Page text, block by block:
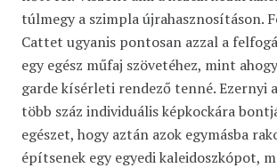
túlmegy a szimpla újrahasznosításon.
Cattet ugyanis pontosan azzal a
egy egész műfaj szövetéhez, mint
garde kísérleti rendező tenné. Ezernyi
több száz individuális képkockára
egészet, hogy aztán azok egymásba
építsenek egy egyedi kaleidoszkópot,